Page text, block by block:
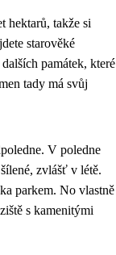
hektarů, takže si
starověké
památek, které
tady má svůj
V poledne
zvlášť v létě.
parkem. No vlastně
s kamenitými